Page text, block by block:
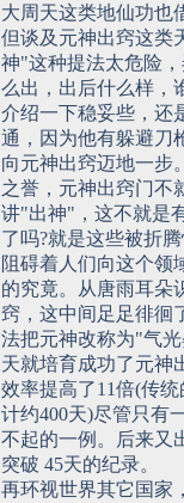
大周天这类地仙功也
但谈及元神出窍这类
神"这种提法太危险
么出，出后什么样，
介绍一下稳妥些，还
通，因为他有躲避刀
向元神出窍迈地一步
之誉，元神出窍门不
讲"出神"，这不就是
了吗?就是这些被折
阻碍着人们向这个领
的究竟。从唐雨耳朵
窍，这中间足足徘徊
法把元神改称为"气
天就培育成功了元神
效率提高了11倍(传
计约400天)尽管只有
不起的一例。后来又
突破 45天的纪录。
再环视世界其它国家